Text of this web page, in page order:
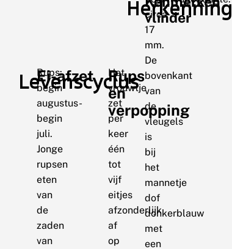
Levenscyclus
Rups:
begin
augustus-
begin
juli.
Jonge
rupsen
eten
van
de
zaden
van
Ei-afzet
Het
vrouwtje
zet
per
keer
één
tot
vijf
eitjes
afzonderlijk
af
op
Rups
en
verpopping
Herkenning
vlinder
circa
17
mm.
De
bovenkant
van
de
vleugels
is
bij
het
mannetje
dof
donkerblauw
met
een